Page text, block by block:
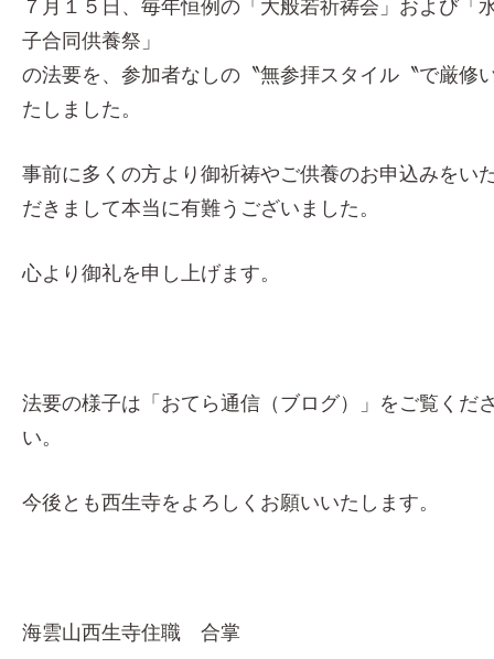
７月１５日、毎年恒例の「大般若祈祷会」および「
子合同供養祭」
の法要を、参加者なしの〝無参拝スタイル〝で厳修
たしました。
事前に多くの方より御祈祷やご供養のお申込みをい
だきまして本当に有難うございました。
心より御礼を申し上げます。
法要の様子は「おてら通信（ブログ）」をご覧くだ
い。
今後とも西生寺をよろしくお願いいたします。
海雲山西生寺住職 合掌